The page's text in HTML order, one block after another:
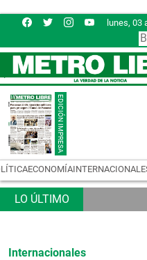
lunes, 03
ECONOMÍA
Internacionales